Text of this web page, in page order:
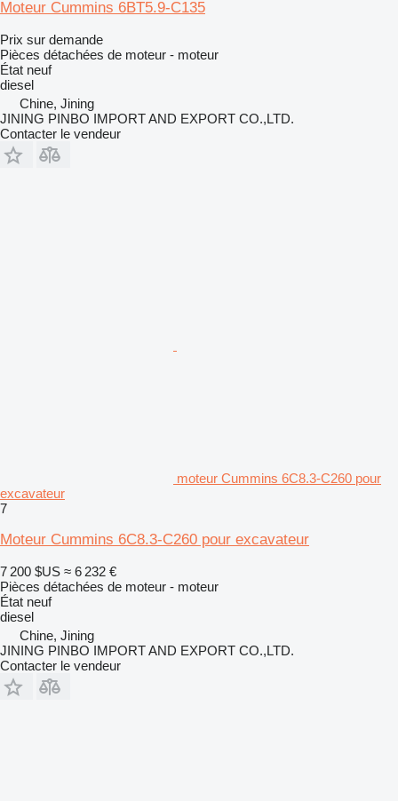
Moteur Cummins 6BT5.9-C135
Prix sur demande
Pièces détachées de moteur - moteur
État neuf
diesel
Chine, Jining
JINING PINBO IMPORT AND EXPORT CO.,LTD.
Contacter le vendeur
moteur Cummins 6C8.3-C260 pour
excavateur
7
Moteur Cummins 6C8.3-C260 pour excavateur
7 200 $US ≈ 6 232 €
Pièces détachées de moteur - moteur
État neuf
diesel
Chine, Jining
JINING PINBO IMPORT AND EXPORT CO.,LTD.
Contacter le vendeur